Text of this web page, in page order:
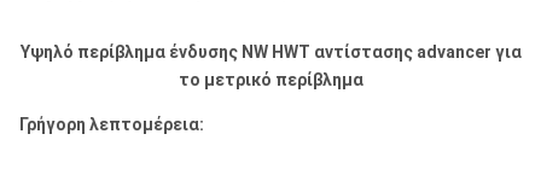
Υψηλό περίβλημα ένδυσης NW HWT αντίστασης advancer για
το μετρικό περίβλημα
Γρήγορη λεπτομέρεια: